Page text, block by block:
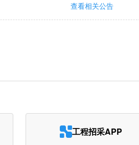
查看相关公告
工程招采APP